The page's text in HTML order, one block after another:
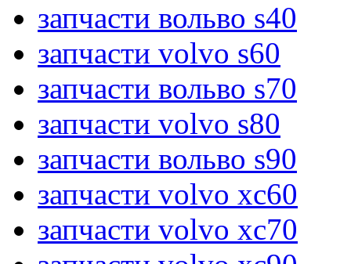
запчасти вольво s40
запчасти volvo s60
запчасти вольво s70
запчасти volvo s80
запчасти вольво s90
запчасти volvo xc60
запчасти volvo xc70